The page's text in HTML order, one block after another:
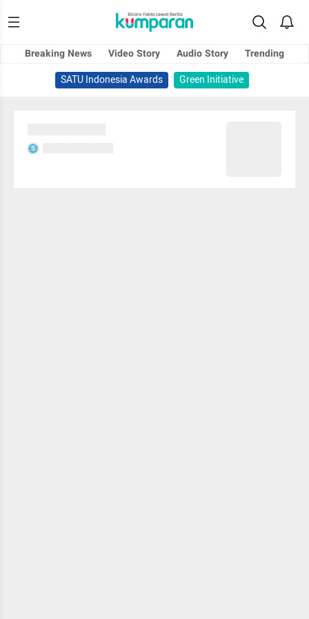
Breaking News Video Story Audio Story
Trending
SATU Indonesia Awards
Green Initiative
S